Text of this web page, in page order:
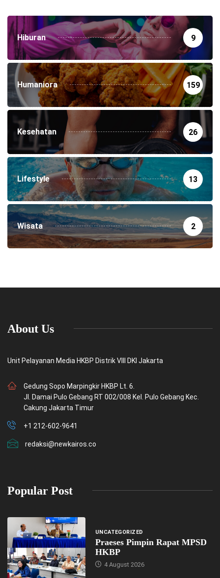
Hiburan 9
Humaniora 159
Kesehatan 26
Lifestyle 13
Wisata 2
About Us
Unit Pelayanan Media HKBP Distrik VIII DKI Jakarta
Gedung Sopo Marpingkir HKBP Lt. 6.
Jl. Damai Pulo Gebang RT 002/008 Kel. Pulo Gebang Kec.
Cakung Jakarta Timur
+1 212-602-9641
redaksi@newkairos.co
Popular Post
UNCATEGORIZED
Praeses Pimpin Rapat MPSD
HKBP
4 August 2026